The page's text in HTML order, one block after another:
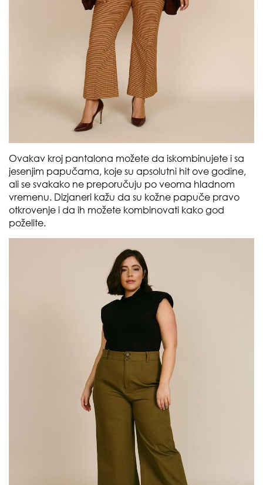
Ovakav kroj pantalona možete da iskombinujete i sa
jesenjim papučama, koje su apsolutni hit ove godine,
ali se svakako ne preporučuju po veoma hladnom
vremenu. Dizjaneri kažu da su kožne papuče pravo
otkrovenje i da ih možete kombinovati kako god
poželite.